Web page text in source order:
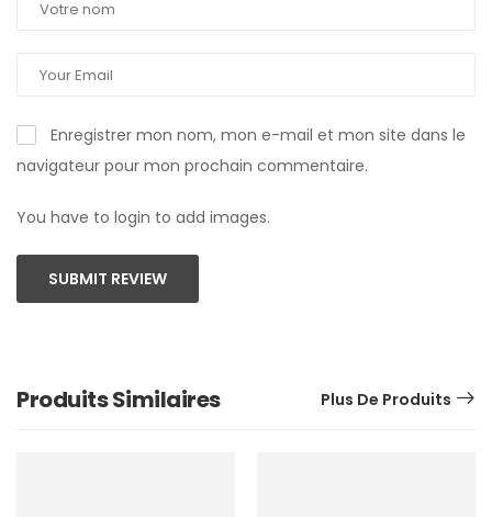
Enregistrer mon nom, mon e-mail et mon site dans le
navigateur pour mon prochain commentaire.
You have to login to add images.
SUBMIT REVIEW
Produits Similaires Plus De Produits